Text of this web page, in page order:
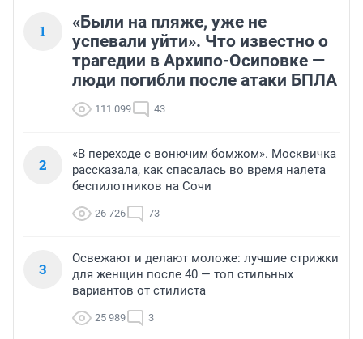
1
«Были на пляже, уже не
успевали уйти». Что известно о
трагедии в Архипо-Осиповке —
люди погибли после атаки БПЛА
111 099 43
2
«В переходе с вонючим бомжом». Москвичка
рассказала, как спасалась во время налета
беспилотников на Сочи
26 726 73
3
Освежают и делают моложе: лучшие стрижки
для женщин после 40 — топ стильных
вариантов от стилиста
25 989 3